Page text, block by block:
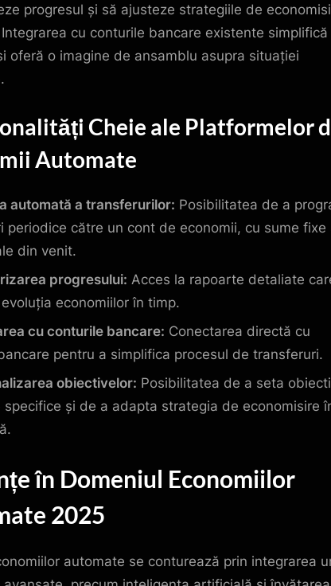
progresul și să ajusteze strategiile de
cu conturile bancare existente simplifică
oferă o imagine de ansamblu asupra situației
Cheie ale Platformelor
Automate
automată a transferurilor: Posibilitatea de a
periodice către un cont de economii, cu sume fixe
din venit.
progresului: Acces la rapoarte detaliate
economiilor în timp.
cu conturile bancare: Conectarea directă cu
pentru a simplifica procesul de transferuri.
obiectivelor: Posibilitatea de a seta
specifice și de a adapta strategia de economisire
în Domeniul Economiilor
2025
automate se conturează prin integrarea